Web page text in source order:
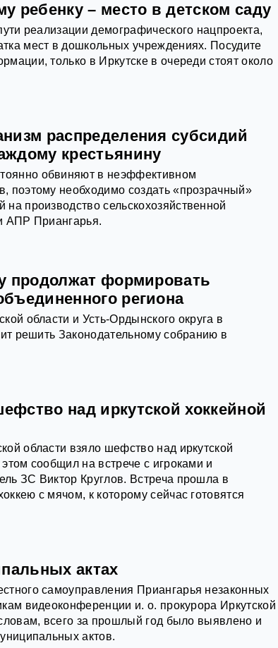
ребенку – место в детском саду
реализации демографического нацпроекта,
мест в дошкольных учреждениях. Посудите
только в Иркутске в очереди стоят около
распределения субсидий
крестьянину
обвиняют в неэффективном
поэтому необходимо создать «прозрачный»
производство сельскохозяйственной
АПР Приангарья.
продолжат формировать
региона
области и Усть-Ордынского округа в
решить Законодательному собранию в
над иркутской хоккейной
области взяло шефство над иркутской
сообщил на встрече с игроками и
ЗС Виктор Круглов. Встреча прошла в
с мячом, к которому сейчас готовятся
актах
самоуправления Приангарья незаконных
видеоконференции и. о. прокурора Иркутской
всего за прошлый год было выявлено и
актов.